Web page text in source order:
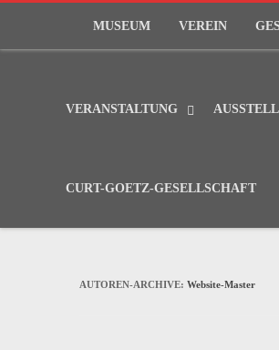
MUSEUM VEREIN
VERANSTALTUNG
CURT-GOETZ-GESELLSCHAFT
AUTOREN-ARCHIVE: Website-Master